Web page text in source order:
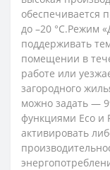
обеспечивается
до –20 °C.Режим
поддерживать
помещении в
работе или
загородного
можно задать —
функциями Eco и
активировать